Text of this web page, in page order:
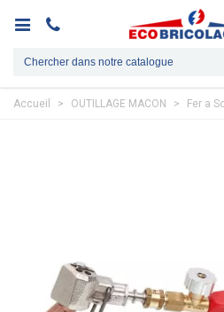
Accueil > OUTILLAGE MACON > Fer a